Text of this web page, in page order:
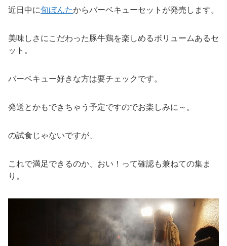
近日中に旬ぼんたからバーベキューセットが発売します。
美味しさにこだわった豚牛鶏を楽しめるボリュームあるセ
ット。
バーベキュー好きな方は要チェックです。
発送とかもできちゃう予定ですのでお楽しみに～。
の試食じゃないですが、
これで満足できるのか、おい！って確認も兼ねての集ま
り。